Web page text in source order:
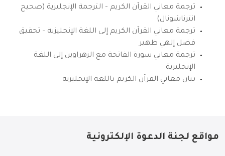
ترجمة معاني القرآن الكريم – الترجمة الإنجليزية (صحيح
انترناشونال)
ترجمة معاني القرآن الكريم إلى اللغة الإنجليزية – تحقيق
فضل إلهي ظهير
ترجمة معاني سورة الفاتحة مع الزهراوين إلى اللغة
الإنجليزية
بيان معاني القرآن الكريم باللغة الإنجليزية
مواقع لجنة الدعوة الإلكترونية